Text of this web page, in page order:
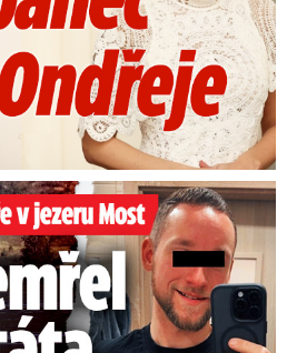
táta Dominik (†28)